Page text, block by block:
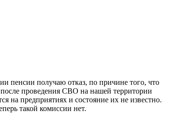
пенсии получаю отказ, по причине того, что
проведения СВО на нашей территории
на предприятиях и состояние их не известно.
такой комиссии нет.